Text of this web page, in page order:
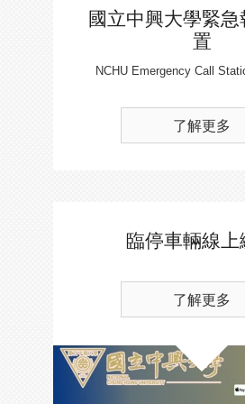
國立中興大學緊急
置
NCHU Emergency Call
了解更多
臨停車輛線上
了解更多